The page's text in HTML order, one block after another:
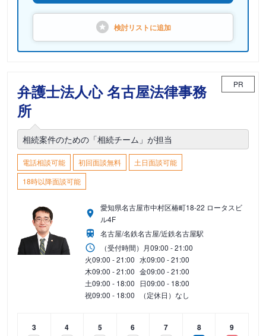
検討リストに追加
弁護士法人心 名古屋法律事務
所
PR
相続案件のための「相続チーム」が担当
電話相談可能 初回面談無料
土日面談可能
18時以降面談可能
愛知県名古屋市中村区椿町18-22 ロータスビ
ル4F
名古屋/名鉄名古屋/近鉄名古屋駅
（受付時間） 月09:00 - 21:00
火09:00 - 21:00 水09:00 - 21:00
木09:00 - 21:00 金09:00 - 21:00
土09:00 - 18:00 日09:00 - 18:00
祝09:00 - 18:00 （定休日）なし
3
4
5
6
7
8
9